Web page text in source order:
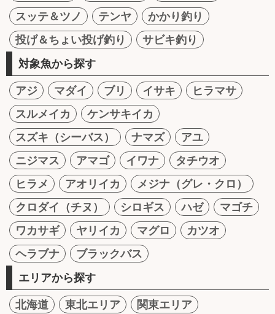
スッテ＆ツノ
テンヤ
かかり釣り
投げ＆ちょい投げ釣り
サビキ釣り
対象魚から探す
アジ マダイ ブリ イサキ
ヒラマサ
スルメイカ
ケンサキイカ
スズキ（シーバス）
ナマズ
アユ
ニジマス
アマゴ イワナ
タチウオ
ヒラメ
アオリイカ
メジナ（グレ・クロ）
クロダイ（チヌ）
シロギス ハゼ
マゴチ
ワカサギ
ヤリイカ マグロ
カツオ
ヘラブナ
ブラックバス
エリアから探す
北海道 東北エリア
関東エリア